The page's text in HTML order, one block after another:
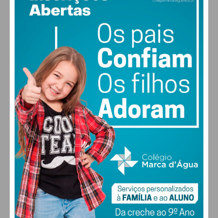
Assine nossa newsletter por e-mail e
obtenha de forma regular a informação
atualizada.
Eu li e concordo com ostermos e
condições
17
MAX 17 • MIN 17
29°
SEX
30
SÁB
27 °
DOM
29 °
SEG
FARMACIAS DE SERVIÇO EM PAÇOS DE
FERREIRA